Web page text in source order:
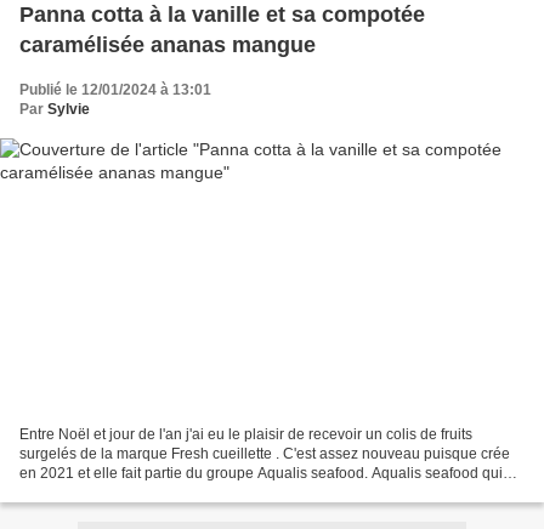
Panna cotta à la vanille et sa compotée
caramélisée ananas mangue
Publié le 12/01/2024 à 13:01
Par Sylvie
Entre Noël et jour de l'an j'ai eu le plaisir de recevoir un colis de fruits
surgelés de la marque Fresh cueillette . C'est assez nouveau puisque crée
en 2021 et elle fait partie du groupe Aqualis seafood. Aqualis seafood qui